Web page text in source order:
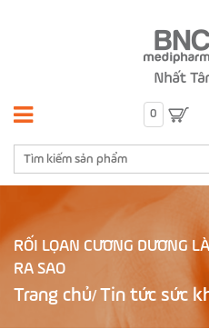
0
RỐI LỌAN CƯƠNG DƯƠNG
RA SAO
Trang chủ/ Tin tức sức